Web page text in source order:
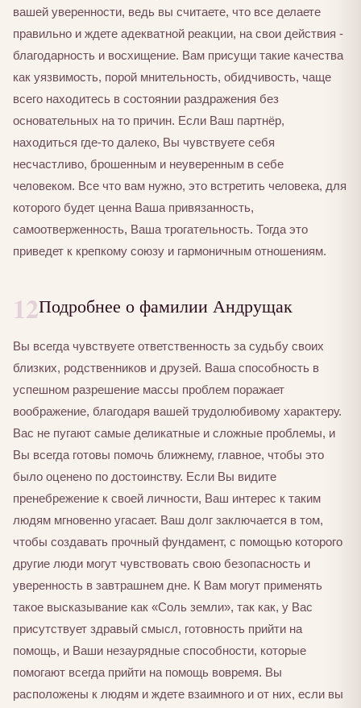
вашей уверенности, ведь вы считаете, что все делаете
правильно и ждете адекватной реакции, на свои действия -
благодарность и восхищение. Вам присущи такие качества
как уязвимость, порой мнительность, обидчивость, чаще
всего находитесь в состоянии раздражения без
основательных на то причин. Если Ваш партнёр,
находиться где-то далеко, Вы чувствуете себя
несчастливо, брошенным и неуверенным в себе
человеком. Все что вам нужно, это встретить человека, для
которого будет ценна Ваша привязанность,
самоотверженность, Ваша трогательность. Тогда это
приведет к крепкому союзу и гармоничным отношениям.
12Подробнее о фамилии Андрущак
Вы всегда чувствуете ответственность за судьбу своих
близких, родственников и друзей. Ваша способность в
успешном разрешение массы проблем поражает
воображение, благодаря вашей трудолюбивому характеру.
Вас не пугают самые деликатные и сложные проблемы, и
Вы всегда готовы помочь ближнему, главное, чтобы это
было оценено по достоинству. Если Вы видите
пренебрежение к своей личности, Ваш интерес к таким
людям мгновенно угасает. Ваш долг заключается в том,
чтобы создавать прочный фундамент, с помощью которого
другие люди могут чувствовать свою безопасность и
уверенность в завтрашнем дне. К Вам могут применять
такое высказывание как «Соль земли», так как, у Вас
присутствует здравый смысл, готовность прийти на
помощь, и Ваши незаурядные способности, которые
помогают всегда прийти на помощь вовремя. Вы
расположены к людям и ждете взаимного и от них, если вы